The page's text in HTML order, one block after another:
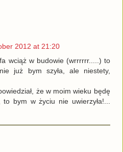
2012 at 21:20
wciąż w budowie (wrrrrrr.....) to
już bym szyła, ale niestety,
że w moim wieku będę
bym w życiu nie uwierzyła!...